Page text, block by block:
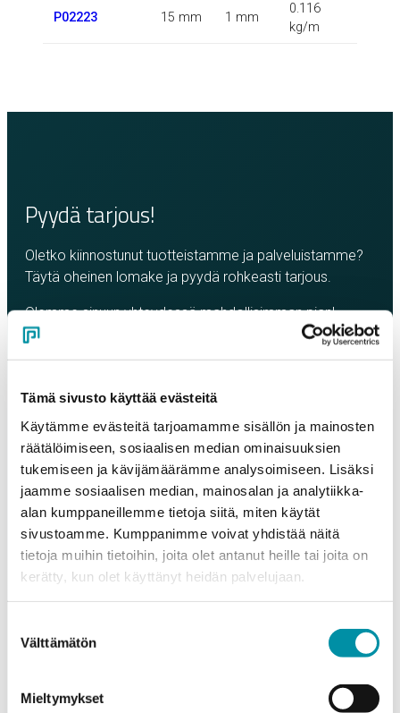
Tämä sivusto käyttää evästeitä
Käytämme evästeitä tarjoamamme sisällön ja mainosten
räätälöimiseen, sosiaalisen median ominaisuuksien
tukemiseen ja kävijämäärämme analysoimiseen. Lisäksi
jaamme sosiaalisen median, mainosalan ja analytiikka-
alan kumppaneillemme tietoja siitä, miten käytät
sivustoamme. Kumppanimme voivat yhdistää näitä
tietoja muihin tietoihin, joita olet antanut heille tai joita on
kerätty, kun olet käyttänyt heidän palvelujaan.
valinta
Välttämätön
Mieltymykset
P02223 15 mm 1 mm
0.116
kg/m
Pyydä tarjous!
Oletko kiinnostunut tuotteistamme ja palveluistamme?
Täytä oheinen lomake ja pyydä rohkeasti tarjous.
Olemme sinuun yhteydessä mahdollisimman pian!
Yritys
Yhteyshenkilö*
Sähköposti*
Puhelinnumero
Valitse tuote ja syötä tilauksen määrä metreinä. Huomioithan, että
Tuote*